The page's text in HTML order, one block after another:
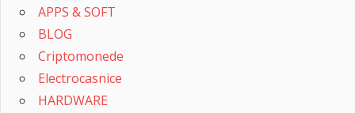
APPS & SOFT
BLOG
Criptomonede
Electrocasnice
HARDWARE